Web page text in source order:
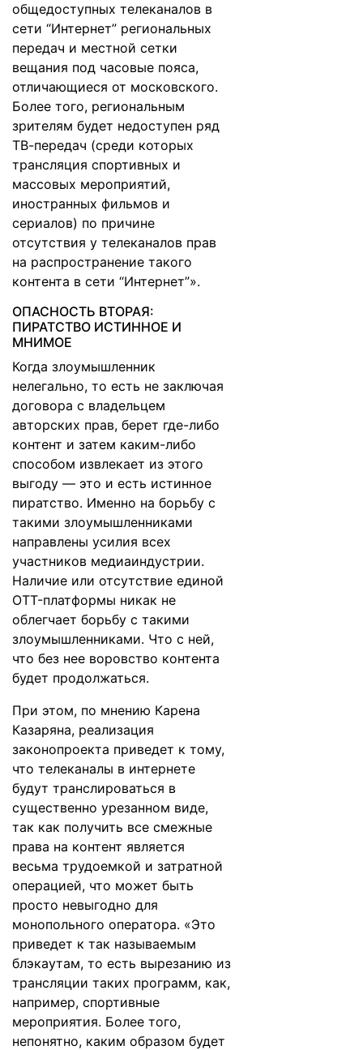
общедоступных телеканалов в
сети “Интернет” региональных
передач и местной сетки
вещания под часовые пояса,
отличающиеся от московского.
Более того, региональным
зрителям будет недоступен ряд
ТВ-передач (среди которых
трансляция спортивных и
массовых мероприятий,
иностранных фильмов и
сериалов) по причине
отсутствия у телеканалов прав
на распространение такого
контента в сети “Интернет”».
ОПАСНОСТЬ ВТОРАЯ:
ПИРАТСТВО ИСТИННОЕ И
МНИМОЕ
Когда злоумышленник
нелегально, то есть не заключая
договора с владельцем
авторских прав, берет где-либо
контент и затем каким-либо
способом извлекает из этого
выгоду — это и есть истинное
пиратство. Именно на борьбу с
такими злоумышленниками
направлены усилия всех
участников медиаиндустрии.
Наличие или отсутствие единой
OTT-платформы никак не
облегчает борьбу с такими
злоумышленниками. Что с ней,
что без нее воровство контента
будет продолжаться.
При этом, по мнению Карена
Казаряна, реализация
законопроекта приведет к тому,
что телеканалы в интернете
будут транслироваться в
существенно урезанном виде,
так как получить все смежные
права на контент является
весьма трудоемкой и затратной
операцией, что может быть
просто невыгодно для
монопольного оператора. «Это
приведет к так называемым
блэкаутам, то есть вырезанию из
трансляции таких программ, как,
например, спортивные
мероприятия. Более того,
непонятно, каким образом будет